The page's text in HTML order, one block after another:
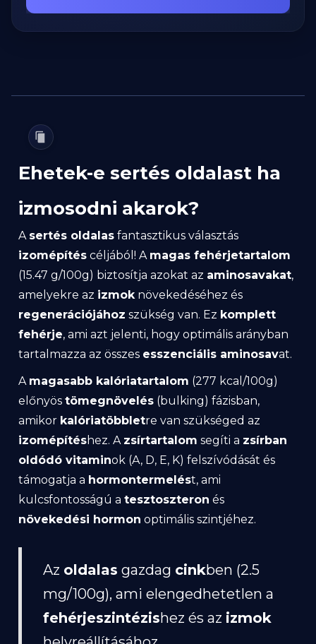
Ehetek-e sertés oldalast ha
izmosodni akarok?
A sertés oldalas fantasztikus választás
izomépítés céljából! A magas fehérjetartalom
(15.47 g/100g) biztosítja azokat az aminosavakat,
amelyekre az izmoknövekedéséhez és
regenerációjához szükség van. Ez komplett
fehérje, ami azt jelenti, hogy optimális arányban
tartalmazza az összes esszenciális aminosavat.
A magasabb kalóriatartalom (277 kcal/100g)
előnyös tömegnövelés (bulking) fázisban,
amikor kalóriatöbbletre van szükséged az
izomépítéshez. A zsírtartalom segíti a zsírban
oldódó vitaminok (A, D, E, K) felszívódását és
támogatja a hormontermelést, ami
kulcsfontosságú a tesztoszteron és
növekedési hormon optimális szintjéhez.
Az oldalas gazdag cinkben (2.5
mg/100g), ami elengedhetetlen a
fehérjeszintézishez és az izmok